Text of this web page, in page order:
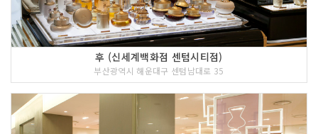
후 (신세계백화점 센텀시티점)
부산광역시 해운대구 센텀남대로 35